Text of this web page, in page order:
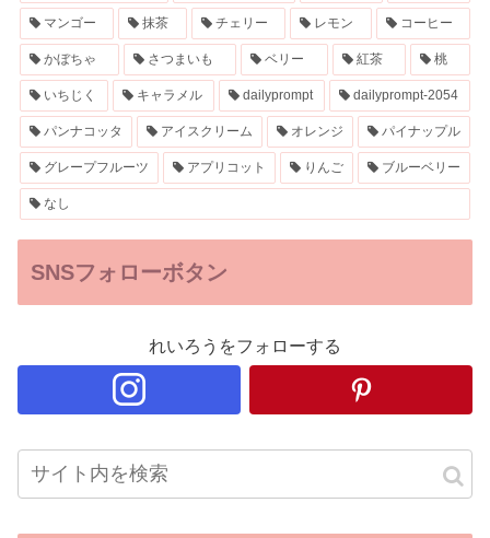
マンゴー 抹茶 チェリー レモン コーヒー
かぼちゃ さつまいも ベリー 紅茶 桃
いちじく キャラメル dailyprompt dailyprompt-2054
パンナコッタ アイスクリーム オレンジ パイナップル
グレープフルーツ アプリコット りんご ブルーベリー
なし
SNSフォローボタン
れいろうをフォローする